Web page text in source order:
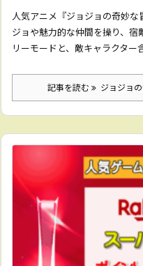
人気アニメ『ジョジョの奇妙
ジョや魅力的な仲間を操り、
リーモードと、敵キャラクター
記事を読む ジョジョ